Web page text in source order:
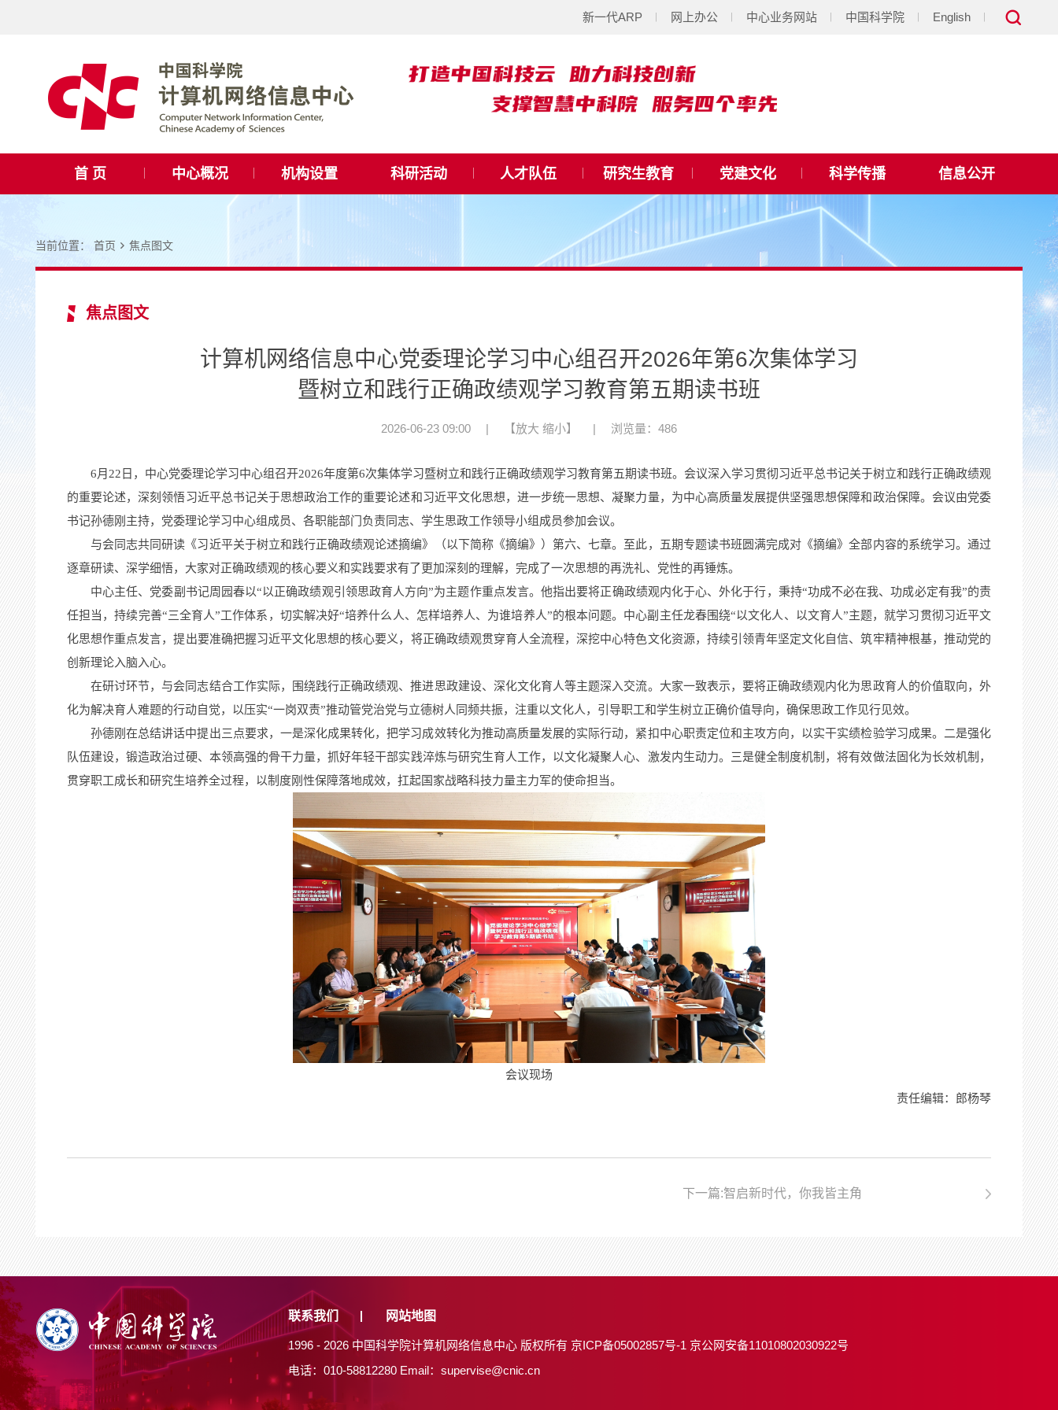
新一代ARP 网上办公 中心业务网站 中国科学院 English
首 页 中心概况 机构设置 科研活动 人才队伍 研究生教育 党建文化 科学传播 信息公开
当前位置： 首页 焦点图文
焦点图文
计算机网络信息中心党委理论学习中心组召开2026年第6次集体学习
暨树立和践行正确政绩观学习教育第五期读书班
2026-06-23 09:00 | 【放大 缩小】 | 浏览量：486
6月 22 日，中心党委理论学习中心组召开2026年度第6次集体学习暨树立和践行正确政绩观学习教育第五期读书班。会议深入学习贯彻习近平总书记关于树立和践行正确政绩观
的重要论述，深刻领悟习近平总书记关于思想政治工作的重要论述和习近平文化思想，进一步统一思想、凝聚力量，为中心高质量发展提供坚强思想保障和政治保障。会议由党委
书记孙德刚主持，党委理论学习中心组成员、各职能部门负责同志、 学生思政工作领导小组成员参加会议。
与会同志共同研读《习近平关于树立和践行正确政绩观论述摘编》（以下简称《摘编》）第六、七章。至此，五期专题读书班圆满完成对《摘编》全部内容的系统学习。通过
逐章研读、深学细悟，大家对正确政绩观的核心要义和实践要求有了更加深刻的理解，完成了一次思想的再洗礼、党性的再锤炼。
中心主任、党委副书记周园春以“以正确政绩观引领思政育人方向”为主题作重点发言。他指出要将正确政绩观内化于心、外化于行，秉持“功成不必在我、功成必定有我”的责
任担当，持续完善“三全育人”工作体系，切实解决好“培养什么人、怎样培养人、为谁培养人”的根本问题。中心副主任龙春围绕“以文化人、以文育人”主题，就学习贯彻习近平文
化思想作重点发言，提出要准确把握习近平文化思想的核心要义，将正确政绩观贯穿育人全流程，深挖中心特色文化资源，持续引领青年坚定文化自信、筑牢精神根基，推动党的
创新理论入脑入心。
在研讨环节，与会同志结合工作实际，围绕践行正确政绩观、推进思政建设、深化文化育人等主题深入交流。大家一致表示，要将正确政绩观内化为思政育人的价值取向，外
化为解决育人难题的行动自觉，以压实“一岗双责”推动管党治党与立德树人同频共振，注重以文化人，引导职工和学生树立正确价值导向，确保思政工作见行见效。
孙德刚在总结讲话中提出三点要求，一是深化成果转化，把学习成效转化为推动高质量发展的实际行动，紧扣中心职责定位和主攻方向，以实干实绩检验学习成果。二是强化
队伍建设，锻造政治过硬、本领高强的骨干力量，抓好年轻干部实践淬炼与研究生育人工作，以文化凝聚人心、激发内生动力。三是健全制度机制，将有效做法固化为长效机制，
贯穿职工成长和研究生培养全过程，以制度刚性保障落地成效，扛起国家战略科技力量主力军的使命担当。
会议现场
责任编辑：郎杨琴
下一篇:智启新时代，你我皆主角
联系我们 网站地图
1996 - 2026 中国科学院计算机网络信息中心 版权所有 京ICP备05002857号-1 京公网安备11010802030922号
电话：010-58812280 Email：supervise@cnic.cn